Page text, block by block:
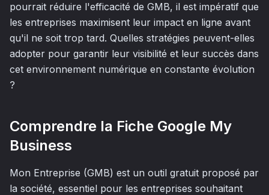
pourrait réduire l'efficacité de GMB, il est impératif que
les entreprises maximisent leur impact en ligne avant
qu'il ne soit trop tard. Quelles stratégies peuvent-elles
adopter pour garantir leur visibilité et leur succès dans
cet environnement numérique en constante évolution
?
Comprendre la Fiche Google My
Business
Mon Entreprise (GMB) est un outil gratuit proposé par
la société, essentiel pour les entreprises souhaitant